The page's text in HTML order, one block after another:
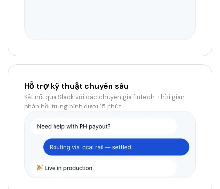
Hỗ trợ kỹ thuật chuyên sâu
Kết nối qua Slack với các chuyên gia fintech. Thời gian
phản hồi trung bình dưới 15 phút.